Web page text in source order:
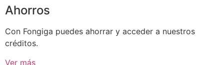
Ahorros
Con Fongiga puedes ahorrar y acceder a nuestros
créditos.
Ver más